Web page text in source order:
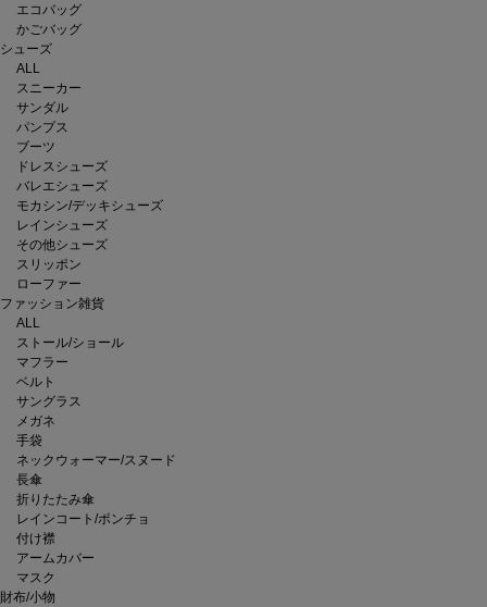
エコバッグ
かごバッグ
シューズ
ALL
スニーカー
サンダル
パンプス
ブーツ
ドレスシューズ
バレエシューズ
モカシン/デッキシューズ
レインシューズ
その他シューズ
スリッポン
ローファー
ファッション雑貨
ALL
ストール/ショール
マフラー
ベルト
サングラス
メガネ
手袋
ネックウォーマー/スヌード
長傘
折りたたみ傘
レインコート/ポンチョ
付け襟
アームカバー
マスク
財布/小物